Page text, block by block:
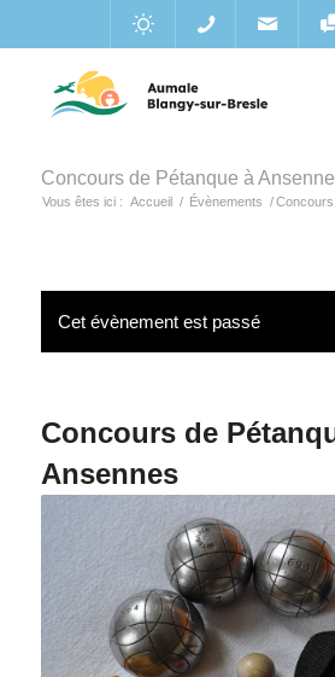
Concours de Pétanque à
Vous êtes ici : Accueil / Évènements / Concours
Cet évènement est passé
Concours de
Ansennes